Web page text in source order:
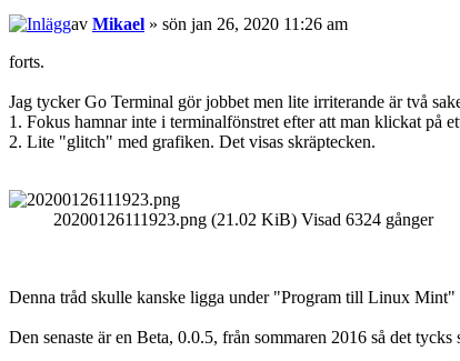
av Mikael » sön jan 26, 2020 11:26 am
forts.
Jag tycker Go Terminal gör jobbet men lite irriterande är två
1. Fokus hamnar inte i terminalfönstret efter att man klickat på
2. Lite "glitch" med grafiken. Det visas skräptecken.
20200126111923.png (21.02 KiB) Visad 6324 gånger
Denna tråd skulle kanske ligga under "Program till Linux Mint"
Den senaste är en Beta, 0.0.5, från sommaren 2016 så det